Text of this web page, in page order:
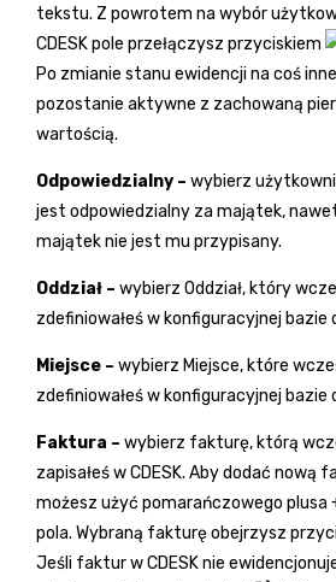
tekstu. Z powrotem na wybór
CDESK pole przełączysz przyciskiem
Po zmianie stanu ewidencji na coś
pozostanie aktywne z zachowaną
wartością.
Odpowiedzialny – wybierz
jest odpowiedzialny za majątek,
majątek nie jest mu przypisany.
Oddział – wybierz Oddział, który
zdefiniowałeś w konfiguracyjnej bazie
Miejsce – wybierz Miejsce, które
zdefiniowałeś w konfiguracyjnej bazie
Faktura – wybierz fakturę, którą
zapisałeś w CDESK. Aby dodać nową
możesz użyć pomarańczowego plusa
pola. Wybraną fakturę obejrzysz
Jeśli faktur w CDESK nie